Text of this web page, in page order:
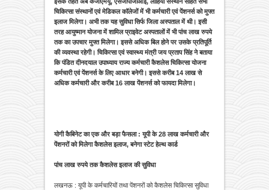
चिकित्सा संस्थानों एवं मेडिकल कॉलेजों में भी कर्मचारी एवं पेंशनर्स को मुफ्त
इलाज मिलेगा। अभी तक यह सुविधा सिर्फ जिला अस्पताल में थी। इसी
तरह आयुष्मान योजना में शामिल प्राइवेट अस्पतालों में भी पांच लाख रुपये
तक का उपचार मुफ्त मिलेगा। इससे अधिक बिल होने पर उसके प्रतिपूर्ति
की व्यवस्था रहेगी। चिकित्सा एवं स्वास्थ्य मंत्री जय प्रताप सिंह ने बताया
कि पंडित दीनदयाल उपाध्याय राज्य कर्मचारी कैशलेस चिकित्सा योजना
कर्मचारी एवं पेंशनर्स के लिए आधार बनेगी। इससे करीब 14 लाख से
अधिक कर्मचारी और करीब 16 लाख पेंशनर्स को फायदा मिलेगा।
योगी कैबिनेट का एक और बड़ा फैसला : यूपी के 28 लाख कर्मचारी और
पेंशनरों को मिलेगा कैशलेस इलाज, बनेगा स्टेट हेल्थ कार्ड
पांच लाख रुपये तक कैशलेस इलाज की सुविधा
लखनऊ : यूपी के कर्मचारियों तथा पेंशनरों को कैशलेस चिकित्सा सुविधा